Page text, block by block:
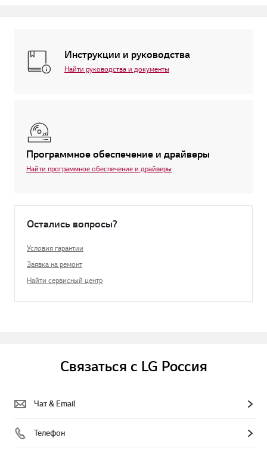
Инструкции и руководства
Найти руководства и документы
Программное обеспечение и драйверы
Найти программное обеспечение и драйверы
Остались вопросы?
Условия гарантии
Заявка на ремонт
Найти сервисный центр
Связаться с LG Россия
Чат & Email
Телефон